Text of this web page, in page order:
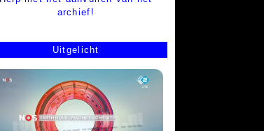
archief!
Uitgelicht